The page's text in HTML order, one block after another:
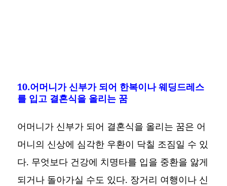
10.어머니가 신부가 되어 한복이나 웨딩드레스
를 입고 결혼식을 올리는 꿈
어머니가 신부가 되어 결혼식을 올리는 꿈은 어
머니의 신상에 심각한 우환이 닥칠 조짐일 수 있
다. 무엇보다 건강에 치명타를 입을 중환을 앓게
되거나 돌아가실 수도 있다. 장거리 여행이나 신